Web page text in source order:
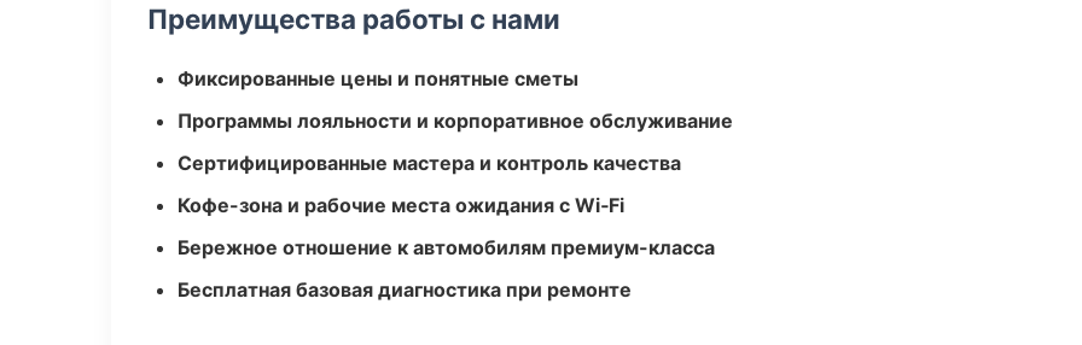
Преимущества работы с нами
Фиксированные цены и понятные сметы
Программы лояльности и корпоративное обслуживание
Сертифицированные мастера и контроль качества
Кофе-зона и рабочие места ожидания с Wi‑Fi
Бережное отношение к автомобилям премиум-класса
Бесплатная базовая диагностика при ремонте